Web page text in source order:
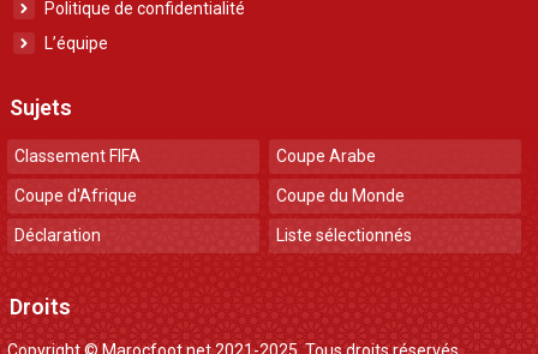
Politique de confidentialité
L’équipe
Sujets
Classement FIFA Coupe Arabe
Coupe d'Afrique Coupe du Monde
Déclaration Liste sélectionnés
Droits